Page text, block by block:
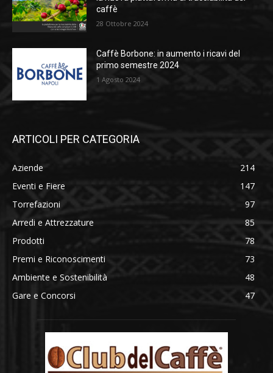
caffè
28 Ottobre 2024
Caffè Borbone: in aumento i ricavi del
primo semestre 2024
1 Agosto 2024
ARTICOLI PER CATEGORIA
Aziende
214
Eventi e Fiere
147
Torrefazioni
97
Arredi e Attrezzature
85
Prodotti
78
Premi e Riconoscimenti
73
Ambiente e Sostenibilità
48
Gare e Concorsi
47